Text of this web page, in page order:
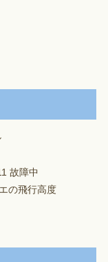
故障中
の飛行高度